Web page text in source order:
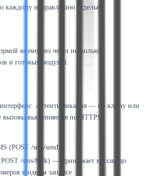
каждому направлению отдельно.
возможно через несколько
и готовых модулей.
Аутентификация — по ключу или
вызовы выполняются по HTTPS.
(POST /sms/send).
/sms/bulk) — принимает массив до
в одном запросе.